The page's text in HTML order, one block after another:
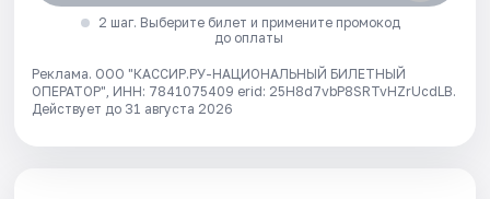
2 шаг. Выберите билет и примените промокод
до оплаты
Реклама. ООО "КАССИР.РУ-НАЦИОНАЛЬНЫЙ БИЛЕТНЫЙ
ОПЕРАТОР", ИНН: 7841075409 erid: 25H8d7vbP8SRTvHZrUcdLB.
Действует до 31 августа 2026